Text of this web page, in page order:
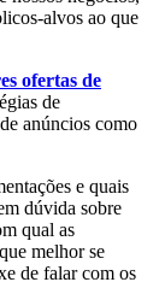
alvos ao que
ofertas de
de
anúncios como
e quais
dúvida sobre
qual as
melhor se
de falar com os